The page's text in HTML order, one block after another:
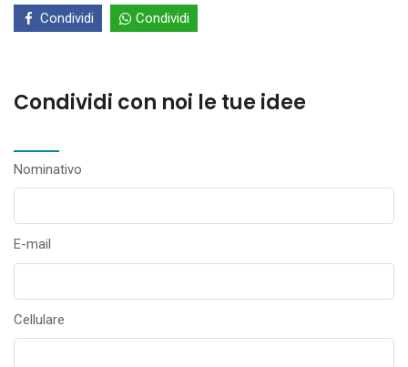
Condividi Condividi
Condividi con noi le tue idee
Nominativo
E-mail
Cellulare